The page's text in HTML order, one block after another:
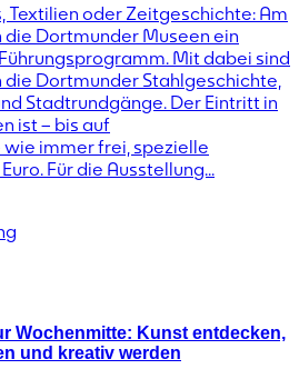
Textilien oder Zeitgeschichte: Am
die Dortmunder Museen ein
Mit dabei sind
Dortmunder Stahlgeschichte,
Stadtrundgänge. Der Eintritt in
ist – bis auf
immer frei, spezielle
Für die Ausstellung...
Wochenmitte: Kunst entdecken,
und kreativ werden